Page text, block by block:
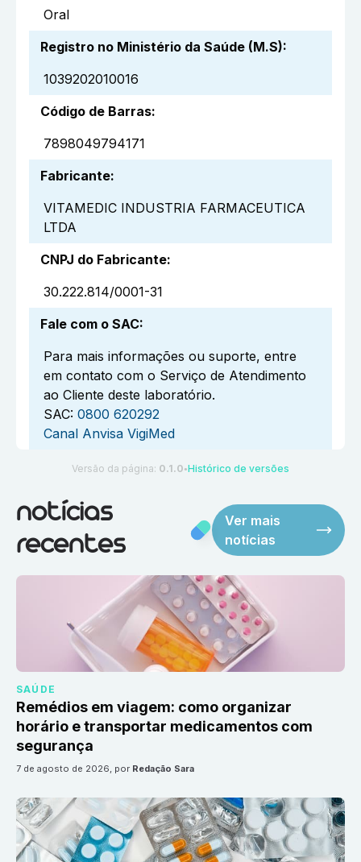
Oral
Registro no Ministério da Saúde (M.S):
1039202010016
Código de Barras:
7898049794171
Fabricante:
VITAMEDIC INDUSTRIA FARMACEUTICA
LTDA
CNPJ do Fabricante:
30.222.814/0001-31
Fale com o SAC:
Para mais informações ou suporte, entre
em contato com o Serviço de Atendimento
ao Cliente deste laboratório.
SAC: 0800 620292
Canal Anvisa VigiMed
Versão da página: 0.1.0 ●Histórico de versões
notícias
recentes
Ver mais
notícias
SAÚDE
Remédios em viagem: como organizar
horário e transportar medicamentos com
segurança
7 de agosto de 2026, por Redação Sara